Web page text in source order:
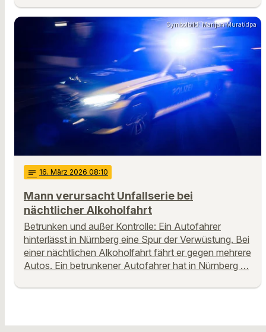
Symbolbild: Marijan Murat/dpa
notes 16. März 2026 08:10
Mann verursacht Unfallserie bei
nächtlicher Alkoholfahrt
Betrunken und außer Kontrolle: Ein Autofahrer
hinterlässt in Nürnberg eine Spur der Verwüstung. Bei
einer nächtlichen Alkoholfahrt fährt er gegen mehrere
Autos. Ein betrunkener Autofahrer hat in Nürnberg …